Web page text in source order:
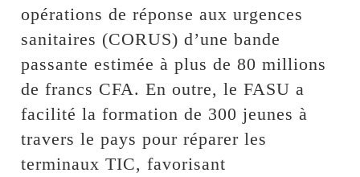
opérations de réponse aux urgences
sanitaires (CORUS) d’une bande
passante estimée à plus de 80 millions
de francs CFA. En outre, le FASU a
facilité la formation de 300 jeunes à
travers le pays pour réparer les
terminaux TIC, favorisant